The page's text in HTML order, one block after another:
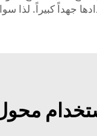
جهداً كبيراً. لذا